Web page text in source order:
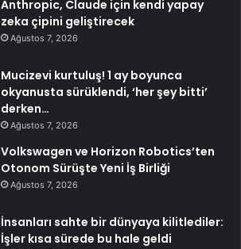
Anthropic, Claude için kendi yapay
zeka çipini geliştirecek
Ağustos 7, 2026
Mucizevi kurtuluş! 1 ay boyunca
okyanusta sürüklendi, ‘her şey bitti’
derken…
Ağustos 7, 2026
Volkswagen ve Horizon Robotics’ten
Otonom Sürüşte Yeni İş Birliği
Ağustos 7, 2026
İnsanları sahte bir dünyaya kilitlediler:
İşler kısa sürede bu hale geldi